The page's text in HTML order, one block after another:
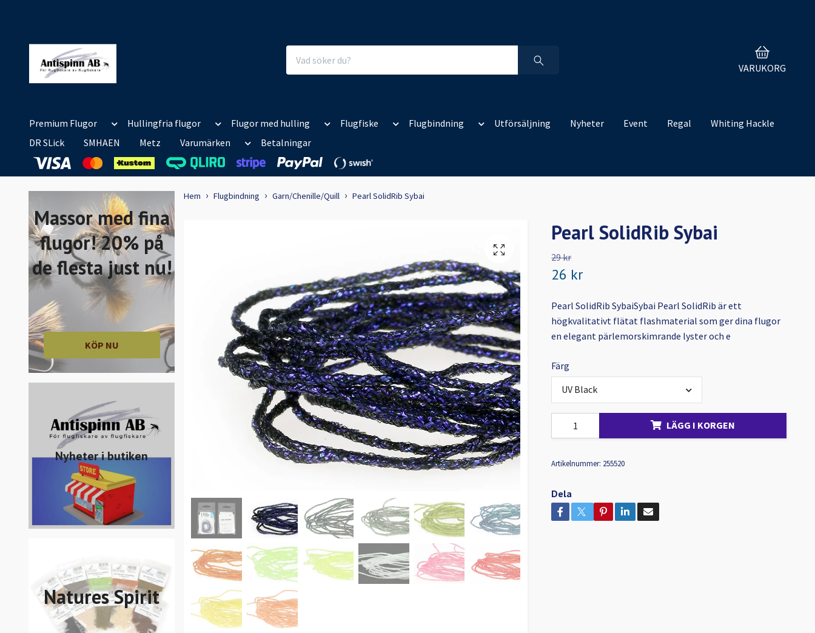
VARUKORG
Premium Flugor Hullingfria flugor Flugor med hulling Flugfiske Flugbindning Utförsäljning Nyheter Event Regal
Whiting Hackle
DR SLick
SMHAEN Metz Varumärken Betalningar
Massor med fina
flugor! 20% på
de flesta just nu!
KÖP NU
Nyheter i butiken
Natures Spirit
Hem Flugbindning Garn/Chenille/Quill Pearl SolidRib Sybai
Pearl SolidRib Sybai
29 kr
26 kr
Pearl SolidRib SybaiSybai Pearl SolidRib är ett
högkvalitativt flätat flashmaterial som ger dina flugor
en elegant pärlemorskimrande lyster och e
Färg
UV Black
LÄGG I KORGEN
Artikelnummer: 255520
Dela